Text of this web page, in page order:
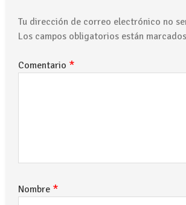
Tu dirección de correo electrónico no
Los campos obligatorios están
Comentario *
Nombre *